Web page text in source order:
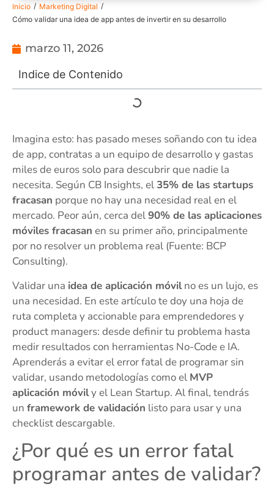
Inicio / Marketing Digital /
Cómo validar una idea de app antes de invertir en su desarrollo
marzo 11, 2026
Indice de Contenido
Imagina esto: has pasado meses soñando con tu idea
de app, contratas a un equipo de desarrollo y gastas
miles de euros solo para descubrir que nadie la
necesita. Según CB Insights, el35% de las startups
fracasan porque no hay una necesidad real en el
mercado. Peor aún, cerca del90% de las aplicaciones
móviles fracasan en su primer año, principalmente
por no resolver un problema real (Fuente: BCP
Consulting).
Validar una idea de aplicación móvilno es un lujo, es
una necesidad. En este artículo te doy una hoja de
ruta completa y accionable para emprendedores y
product managers: desde definir tu problema hasta
medir resultados con herramientas No-Code e IA.
Aprenderás a evitar el error fatal de programar sin
validar, usando metodologías como el MVP
aplicación móvily el Lean Startup. Al final, tendrás
un framework de validación listo para usar y una
checklist descargable.
¿Por qué es un error fatal
programar antes de validar?